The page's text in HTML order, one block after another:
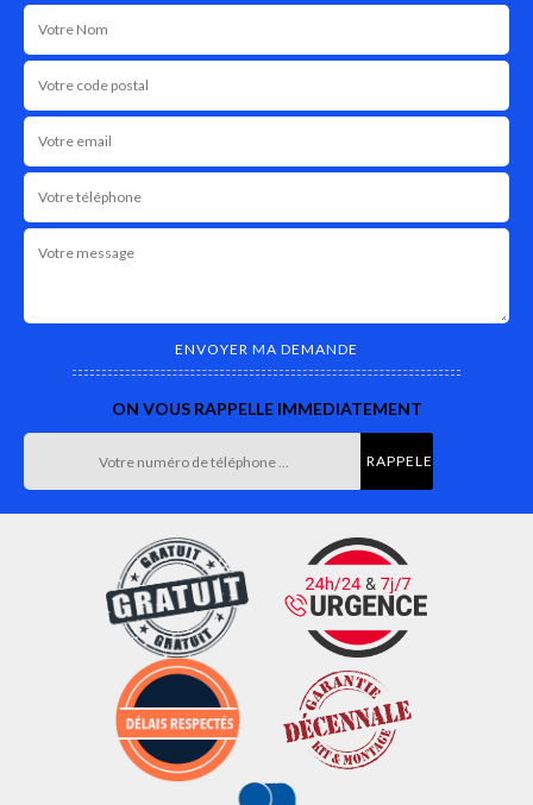
ON VOUS RAPPELLE IMMEDIATEMENT